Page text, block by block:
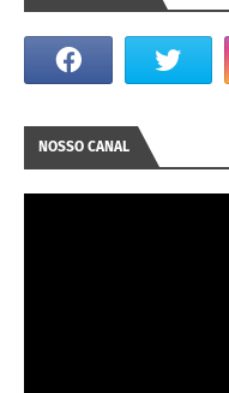
NOSSO CANAL